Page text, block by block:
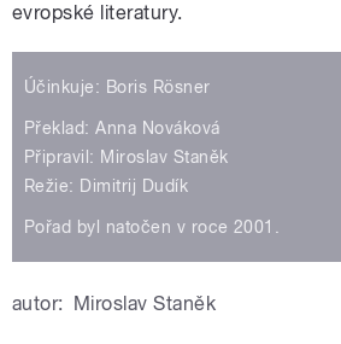
evropské literatury.
Účinkuje: Boris Rösner
Překlad: Anna Nováková
Připravil: Miroslav Staněk
Režie: Dimitrij Dudík
Pořad byl natočen v roce 2001.
autor: Miroslav Staněk